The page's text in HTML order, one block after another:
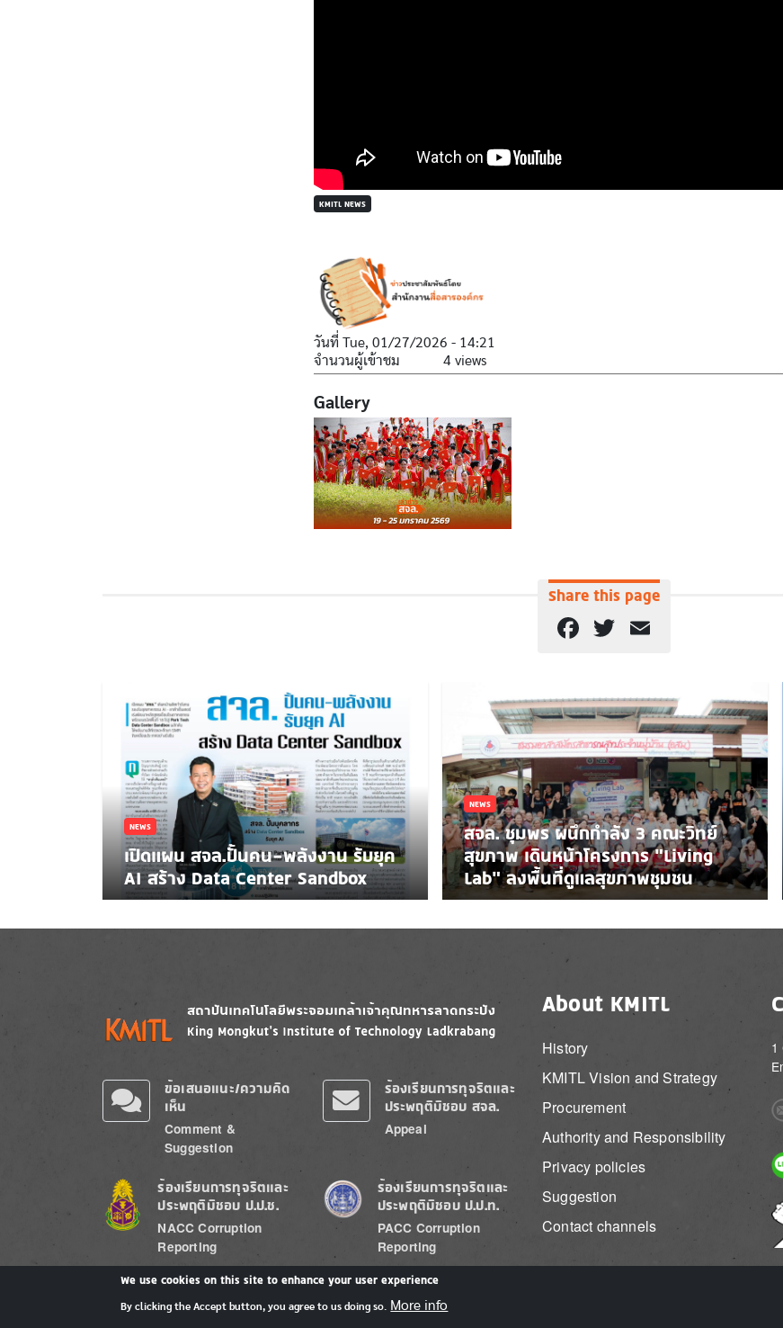
KMITL NEWS
วันที่Tue, 01/27/2026 - 14:21
จำนวนผู้เข้าชม
4 views
Gallery
Share this page
Facebook
Twitter
NEWS
เปิดแผน สจล.ปั้นคน-พลังงาน รับยุค
AI สร้าง Data Center Sandbox
NEWS
สจล. ชุมพร ผนึกกำลัง 3 คณะวิทย์
สุขภาพ เดินหน้าโครงการ “Living
Lab” ลงพื้นที่ดูแลสุขภาพชุมชน
Image Image
ข้อเสนอแนะ/ความคิด
เห็น
Comment &
Suggestion
ร้องเรียนการทุจริตและ
ประพฤติมิชอบ สจล.
Appeal
Image
ร้องเรียนการทุจริตและ
ประพฤติมิชอบ ป.ป.ช.
NACC Corruption
Reporting
Image
ร้องเรียนการทุจริตและ
ประพฤติมิชอบ ป.ป.ท.
PACC Corruption
Reporting
About KMITL
History
KMITL Vision and Strategy
Procurement
Authority and Responsibility
Privacy policies
Suggestion
Contact channels
1
We use cookies on this site to enhance your user experience
By clicking the Accept button, you agree to us doing so. More info